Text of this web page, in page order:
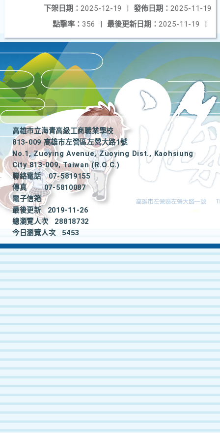
發佈日期： 2025-11-19
下架日期： 2025-12-19
|
最後更新日期： 2025-11-19 |
點擊率： 356 |
高雄市立海青高級工商職業學校
813-009 高雄市左營區左營大路1號
No.1, Zuoying Avenue, Zuoying Dist., Kaohsiung
City 813-009, Taiwan (R.O.C.)
聯絡電話
07-5819155
|
傳真
07-5810087
電子信箱
最後更新
2019-11-26
總瀏覽人次
28818732
今日瀏覽人次
5453